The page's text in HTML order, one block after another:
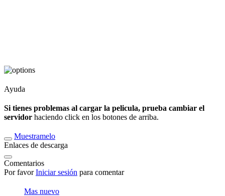
Ayuda
Si tienes problemas al cargar la pelicula, prueba cambiar el
servidor haciendo click en los botones de arriba.
Muestramelo
Enlaces de descarga
Comentarios
Por favorIniciar sesión para comentar
Mas nuevo